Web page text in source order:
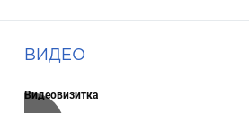
ВИДЕО
Видеовизитка